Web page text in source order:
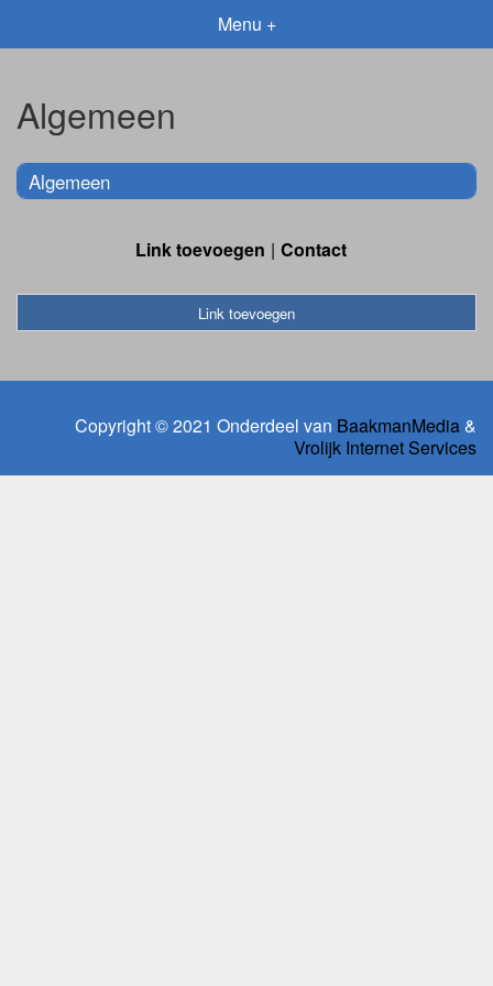
Menu +
Algemeen
Algemeen
Link toevoegen Contact
Link toevoegen
Copyright © 2021 Onderdeel van BaakmanMedia&
Vrolijk Internet Services